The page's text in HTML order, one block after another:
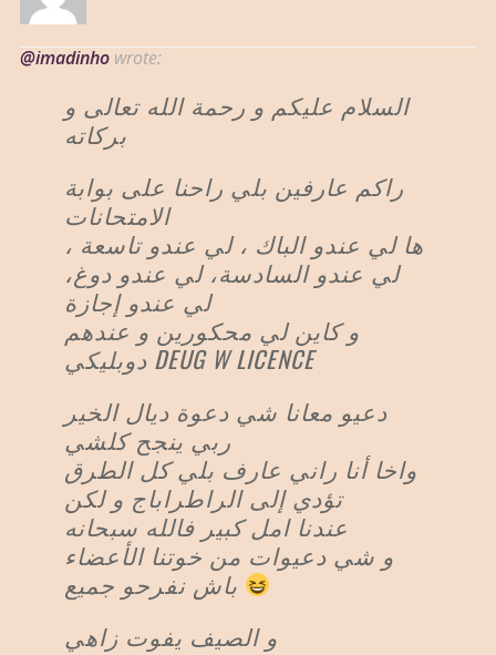
@imadinho wrote:
السلام عليكم و رحمة الله تعالى و
بركاته
راكم عارفين بلي راحنا على بوابة
الامتحانات
ها لي عندو الباك ، لي عندو تاسعة ،
لي عندو السادسة، لي عندو دوغ،
لي عندو إجازة
و كاين لي محكورين و عندهم
دوبليكي DEUG W LICENCE
دعيو معانا شي دعوة ديال الخير
ربي ينجح كلشي
واخا أنا راني عارف بلي كل الطرق
تؤدي إلى الراطراباج و لكن
عندنا امل كبير فالله سبحانه
و شي دعيوات من خوتنا الأعضاء
و الصيف يفوت زاهي